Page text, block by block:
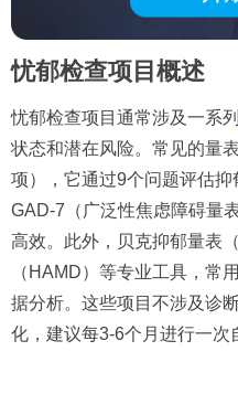
忧郁检查项目概述
忧郁检查项目通常涉及一系列
状态和潜在风险。常见的量
项），它通过9个问题评估抑
GAD-7（广泛性焦虑障碍量
高效。此外，贝克抑郁量表
（HAMD）等专业工具，常
据分析。这些项目不涉及诊
化，建议每3-6个月进行一